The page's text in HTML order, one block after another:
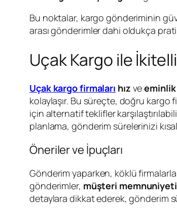
Bu noktalar, kargo gönderiminin
arası gönderimler dahi oldukça
Uçak Kargo ile
Uçak kargo firmaları hız veeminlik
kolaylaşır. Bu süreçte, doğru kargo
için alternatif teklifler
planlama, gönderim sürelerinizi
Öneriler ve İpuçları
Gönderim yaparken, köklü firmalarla
gönderimler, müşteri memnuniyeti
detaylara dikkat ederek, gönderim